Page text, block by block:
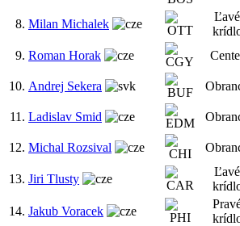
8. Milan Michalek
Ľavé
9. Roman Horak
10. Andrej Sekera
11. Ladislav Smid
12. Michal Rozsival
13. Jiri Tlusty
Ľavé
14. Jakub Voracek